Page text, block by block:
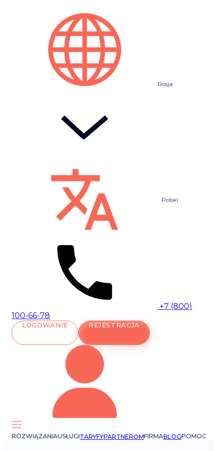
Rosja
Polski
+7 (800)
100-66-78
LOGOWANIE REJESTRACJA
ROZWIĄZANIAUSŁUGITARYFYPARTNEROMFIRMABLOGPOMOC